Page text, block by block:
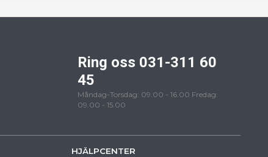
Ring oss 031-311 60
45
Måndag-Torsdag: 09.00 - 16.00 Fredag:
09.00 - 15.00
HJÄLPCENTER